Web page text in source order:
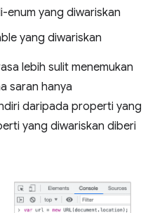
yang diwariskan
yang diwariskan
lebih sulit menemukan
saran hanya
daripada properti yang
yang diwariskan diberi